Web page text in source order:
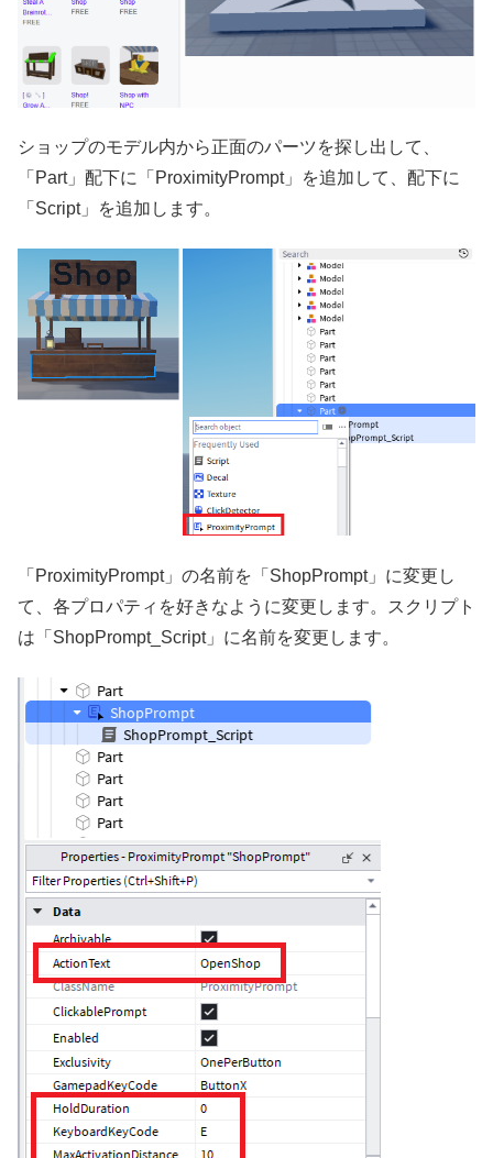
ショップのモデル内から正面のパーツを探し出して、
「Part」配下に「ProximityPrompt」を追加して、配下に
「Script」を追加します。
「ProximityPrompt」の名前を「ShopPrompt」に変更し
て、各プロパティを好きなように変更します。スクリプト
は「ShopPrompt_Script」に名前を変更します。